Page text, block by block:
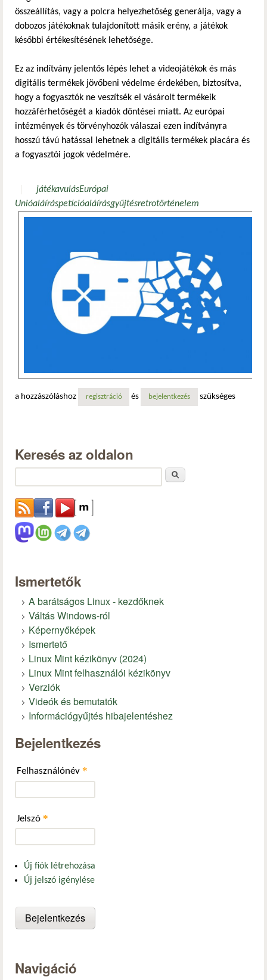
összeállítás, vagy a polcra helyezhetőség generálja, vagy a
dobozos játékoknak tulajdonított másik erény, a játékok
későbbi értékesítésének lehetősége.
Ez az indítvány jelentős lépés lehet a videojátékok és más
digitális termékek jövőbeni védelme érdekében, biztosítva,
hogy a fogyasztók ne veszítsék el vásárolt termékeik
hozzáférhetőségét a kiadók döntései miatt. Az európai
intézmények és törvényhozók válaszai ezen indítványra
hosszú távú hatással lehetnek a digitális termékek piacára és
a fogyasztói jogok védelmére.
játékavulásEurópai
Unióaláíráspetícióaláírásgyűjtésretrotörténelem
a hozzászóláshoz regisztráció és bejelentkezés szükséges
Keresés az oldalon
Ismertetők
A barátságos Linux - kezdőknek
Váltás Windows-ról
Képernyőképek
Ismertető
Linux Mint kézikönyv (2024)
Linux Mint felhasználói kézikönyv
Verziók
Videók és bemutatók
Információgyűjtés hibajelentéshez
Bejelentkezés
Felhasználónév *
Jelszó *
Új fiók létrehozása
Új jelszó igénylése
Navigáció